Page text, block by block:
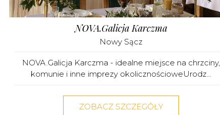
NOVA.Galicja Karczma
Nowy Sącz
NOVA.Galicja Karczma - idealne miejsce na chrzciny,
komunie i inne imprezy okolicznościoweUrodz...
ZOBACZ SZCZEGÓŁY